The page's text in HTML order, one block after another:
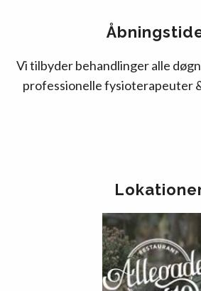
Vi tilbyder behandlinger alle
professionelle fysioterapeuter